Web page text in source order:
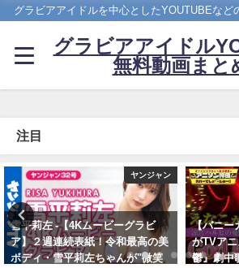
グラビアアイドルを中心としたYOUTUBEなど
グラビアアイドル
無料動画まと
注目
えなこ
【バニーガールコスプレ】えなこ
がTVアニメ『涼宮ハルヒの憂
鬱』劇中歌「God knows…」を
菊地姫奈
プレNo.1
♪】『グ